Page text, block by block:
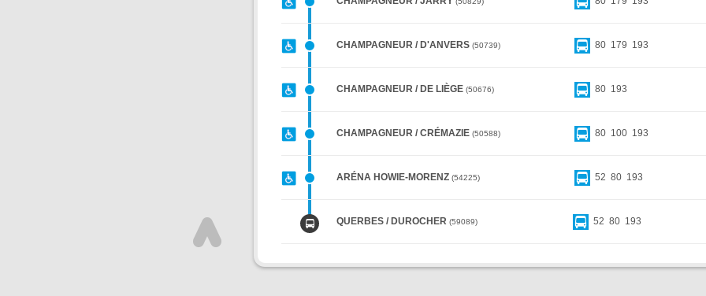
CHAMPAGNEUR / D'ANVERS 50739 80 179 193
CHAMPAGNEUR / DE LIÈGE 50676 80 193
CHAMPAGNEUR / CRÉMAZIE 50588 80 100 193
ARÉNA HOWIE-MORENZ 54225 52 80 193
QUERBES / DUROCHER 59089 52 80 193